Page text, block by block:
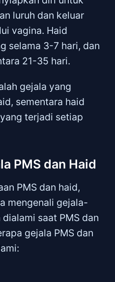
luruh dan keluar
vagina. Haid
selama 3-7 hari, dan
21-35 hari.
gejala yang
sementara haid
terjadi setiap
PMS dan Haid
PMS dan haid,
mengenali gejala-
saat PMS dan
gejala PMS dan